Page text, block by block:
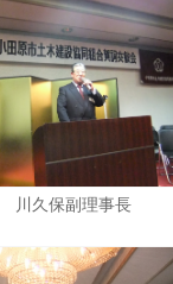
川久保副理事長